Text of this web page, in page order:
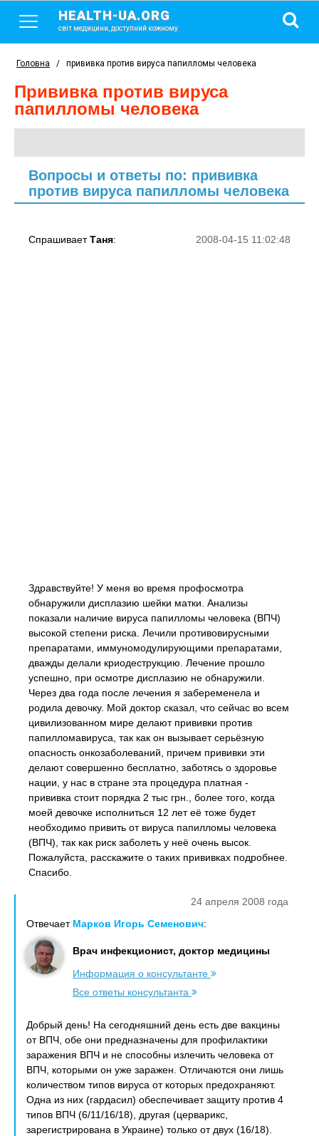
HEALTH-UA.ORG
світ медицини, доступний кожному
Головна / прививка против вируса папилломы человека
прививка против вируса
папилломы человека
Вопросы и ответы по: прививка
против вируса папилломы человека
2008-04-15 11:02:48
СпрашиваетТаня:
Здравствуйте! У меня во время профосмотра
обнаружили дисплазию шейки матки. Анализы
показали наличие вируса папилломы человека (ВПЧ)
высокой степени риска. Лечили противовирусными
препаратами, иммуномодулирующими препаратами,
дважды делали криодеструкцию. Лечение прошло
успешно, при осмотре дисплазию не обнаружили.
Через два года после лечения я забеременела и
родила девочку. Мой доктор сказал, что сейчас во всем
цивилизованном мире делают прививки против
папилломавируса, так как он вызывает серьёзную
опасность онкозаболеваний, причем прививки эти
делают совершенно бесплатно, заботясь о здоровье
нации, у нас в стране эта процедура платная -
прививка стоит порядка 2 тыс грн., более того, когда
моей девочке исполниться 12 лет её тоже будет
необходимо привить от вируса папилломы человека
(ВПЧ), так как риск заболеть у неё очень высок.
Пожалуйста, расскажите о таких прививках подробнее.
Спасибо.
24 апреля 2008 года
Отвечает Марков Игорь Семенович:
Врач инфекционист, доктор медицины
Информация о консультанте
Все ответы консультанта
Добрый день! На сегодняшний день есть две вакцины
от ВПЧ, обе они предназначены для профилактики
заражения ВПЧ и не способны излечить человека от
ВПЧ, которыми он уже заражен. Отличаются они лишь
количеством типов вируса от которых предохраняют.
Одна из них (гардасил) обеспечивает защиту против 4
типов ВПЧ (6/11/16/18), другая (церварикс,
зарегистрирована в Украине) только от двух (16/18).